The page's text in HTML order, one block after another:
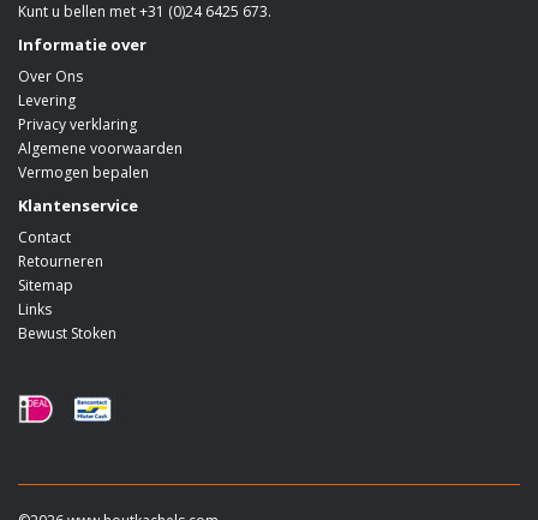
Kunt u bellen met +31 (0)24 6425 673.
Informatie over
Over Ons
Levering
Privacy verklaring
Algemene voorwaarden
Vermogen bepalen
Klantenservice
Contact
Retourneren
Sitemap
Links
Bewust Stoken